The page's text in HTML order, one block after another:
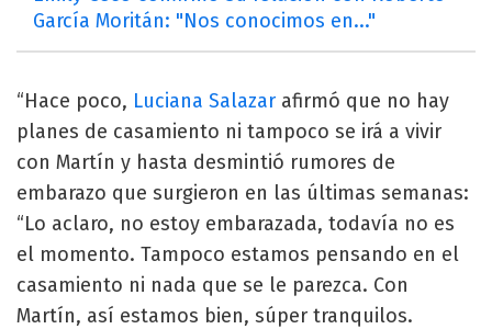
García Moritán: "Nos conocimos en..."
“Hace poco, Luciana Salazar afirmó que no hay
planes de casamiento ni tampoco se irá a vivir
con Martín y hasta desmintió rumores de
embarazo que surgieron en las últimas semanas:
“Lo aclaro, no estoy embarazada, todavía no es
el momento. Tampoco estamos pensando en el
casamiento ni nada que se le parezca. Con
Martín, así estamos bien, súper tranquilos.